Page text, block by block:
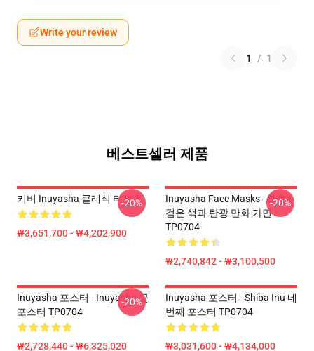
Write your review
1 / 1
베스트셀러 제품
키비 Inuyasha 클래식 티셔츠
₩3,651,700 - ₩4,202,900
-20%
Inuyasha Face Masks - Shiba
검은 색과 탄광 만화 가면
TP0704
₩2,740,842 - ₩3,100,500
-20%
Inuyasha 포스터 - Inuyasha 꽃
포스터 TP0704
₩2,728,440 - ₩6,325,020
-20%
Inuyasha 포스터 - Shiba Inu 네
번째 포스터 TP0704
₩3,031,600 - ₩4,134,000